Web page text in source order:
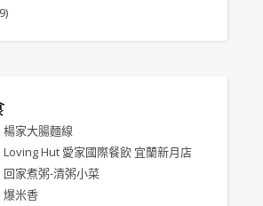
楊家大腸麵線
Loving Hut 愛家國際餐飲 宜蘭新月店
回家煮粥-清粥小菜
爆米香